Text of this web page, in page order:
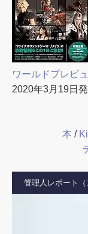
ワールドプレビ
2020年3月19日
本 /
管理人レポート（